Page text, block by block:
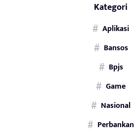
Kategori
Aplikasi
Bansos
Bpjs
Game
Nasional
Perbankan